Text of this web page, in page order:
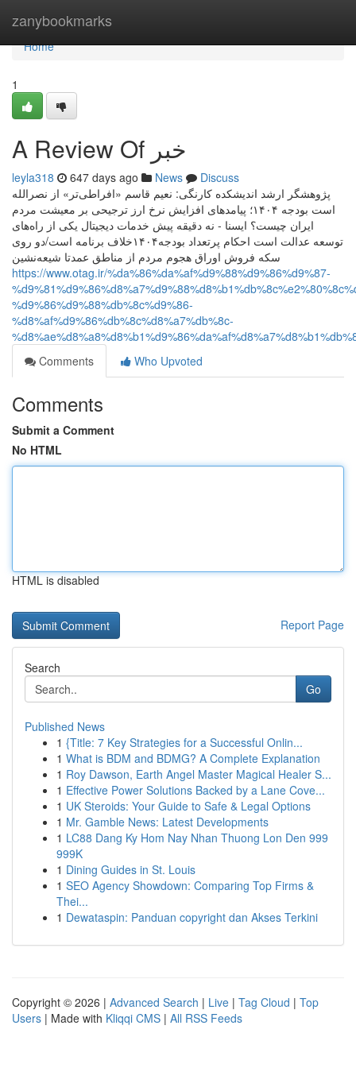
zanybookmarks
Home
Home
1
A Review Of خبر
leyla318 647 days ago News
Discuss
پژوهشگر ارشد اندیشکده کارنگی: نعیم قاسم «افراطی‌تر» از نصرالله
است بودجه ۱۴۰۴؛ پیامدهای افزایش نرخ ارز ترجیحی بر معیشت مردم
ایران چیست؟ ایسنا - نه دقیقه پیش خدمات دیجیتال یکی از راه‌های
توسعه عدالت است احکام پرتعداد بودجه۱۴۰۴خلاف برنامه است/دو روی
سکه فروش اوراق هجوم مردم از مناطق عمدتا شیعه‌نشین
https://www.otag.ir/%da%86%da%af%d9%88%d9%86%d9%87-
%d9%86%d9%88%db%8c%d9%86-
%d8%af%d9%86%db%8c%d8%a7%db%8c-
Comments
Who Upvoted
Comments
Submit a Comment
No HTML
HTML is disabled
Report Page
Search
Go
Published News
1 {Title: 7 Key Strategies for a Successful Onlin...
1 What is BDM and BDMG? A Complete Explanation
1 Roy Dawson, Earth Angel Master Magical Healer S...
1 Effective Power Solutions Backed by a Lane Cove...
1 UK Steroids: Your Guide to Safe & Legal Options
1 Mr. Gamble News: Latest Developments
1 LC88 Dang Ky Hom Nay Nhan Thuong Lon Den 999
999K
1 Dining Guides in St. Louis
1 SEO Agency Showdown: Comparing Top Firms &
Thei...
1 Dewataspin: Panduan copyright dan Akses Terkini
Copyright © 2026 | Advanced Search | Live | Tag Cloud | Top
Users | Made with Kliqqi CMS | All RSS Feeds